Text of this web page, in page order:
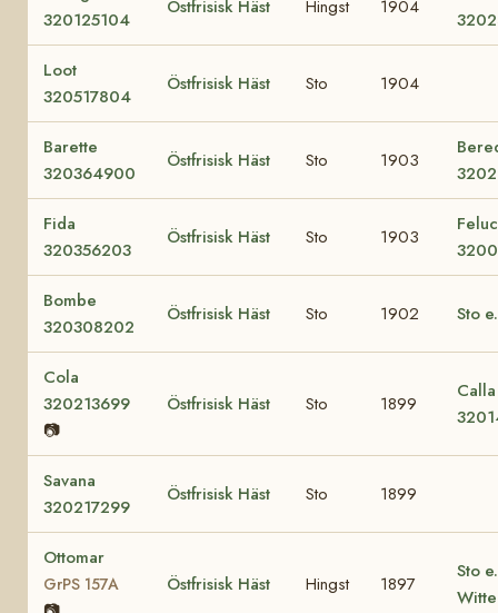
320125104
Östfrisisk Häst Hingst 1904
Loot
320517804
Östfrisisk Häst Sto 1904
Barette
320364900
Östfrisisk Häst Sto 1903
Fida
320356203
Östfrisisk Häst Sto 1903
Bombe
320308202
Östfrisisk Häst Sto 1902 Sto
Cola
320213699
📷
Östfrisisk Häst Sto 1899
Savana
320217299
Östfrisisk Häst Sto 1899
Ottomar
GrPS 157A Östfrisisk Häst Hingst 1897
Sto e.